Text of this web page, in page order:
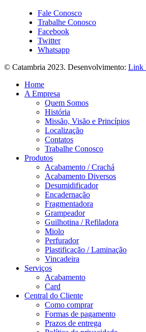
Fale Conosco
Trabalhe Conosco
Facebook
Twitter
Whatsapp
© Catambria 2023. Desenvolvimento: Link
Home
A Empresa
Quem Somos
História
Missão, Visão e Princípios
Localização
Contatos
Trabalhe Conosco
Produtos
Acabamento / Crachá
Acabamento Diversos
Desumidificador
Encadernação
Fragmentadora
Grampeador
Guilhotina / Refiladora
Miolo
Perfurador
Plastificação / Laminação
Vincadeira
Serviços
Acabamento
Card
Central do Cliente
Como comprar
Formas de pagamento
Prazos de entrega